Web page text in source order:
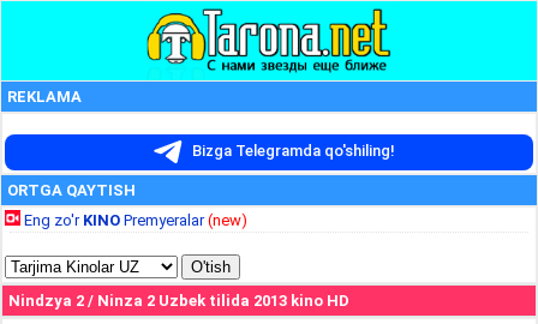
REKLAMA
Bizga Telegramda qo'shiling!
ORTGA QAYTISH
Eng zo'r KINO Premyeralar(new)
Nindzya 2 / Ninza 2 Uzbek tilida 2013 kino HD